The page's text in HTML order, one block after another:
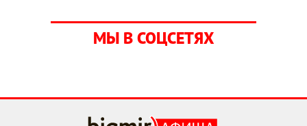
МЫ В СОЦСЕТЯХ